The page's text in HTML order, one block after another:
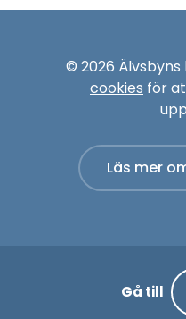
© 2026
cookies för
Läs mer
Gå till